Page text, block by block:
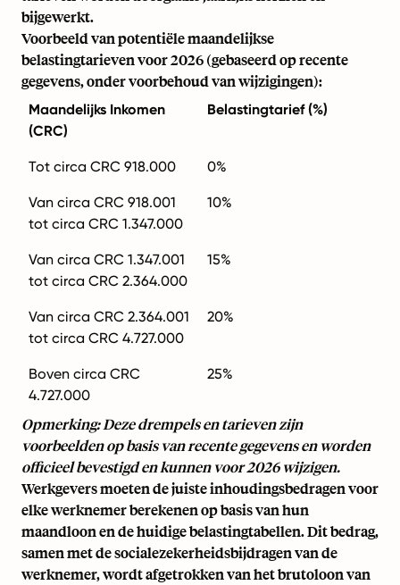
bijgewerkt.
Voorbeeld van potentiële maandelijkse
belastingtarieven voor 2026 (gebaseerd op recente
gegevens, onder voorbehoud van wijzigingen):
Maandelijks Inkomen
(CRC)
Belastingtarief (%)
Tot circa CRC 918.000 0%
Van circa CRC 918.001
tot circa CRC 1.347.000
10%
Van circa CRC 1.347.001
tot circa CRC 2.364.000
15%
Van circa CRC 2.364.001
tot circa CRC 4.727.000
20%
Boven circa CRC
4.727.000
25%
Opmerking: Deze drempels en tarieven zijn
voorbeelden op basis van recente gegevens en worden
officieel bevestigd en kunnen voor 2026 wijzigen.
Werkgevers moeten de juiste inhoudingsbedragen voor
elke werknemer berekenen op basis van hun
maandloon en de huidige belastingtabellen. Dit bedrag,
samen met de socialezekerheidsbijdragen van de
werknemer, wordt afgetrokken van het brutoloon van